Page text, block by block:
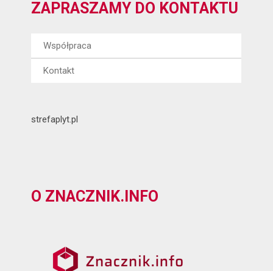
ZAPRASZAMY DO KONTAKTU
Współpraca
Kontakt
strefaplyt.pl
O ZNACZNIK.INFO